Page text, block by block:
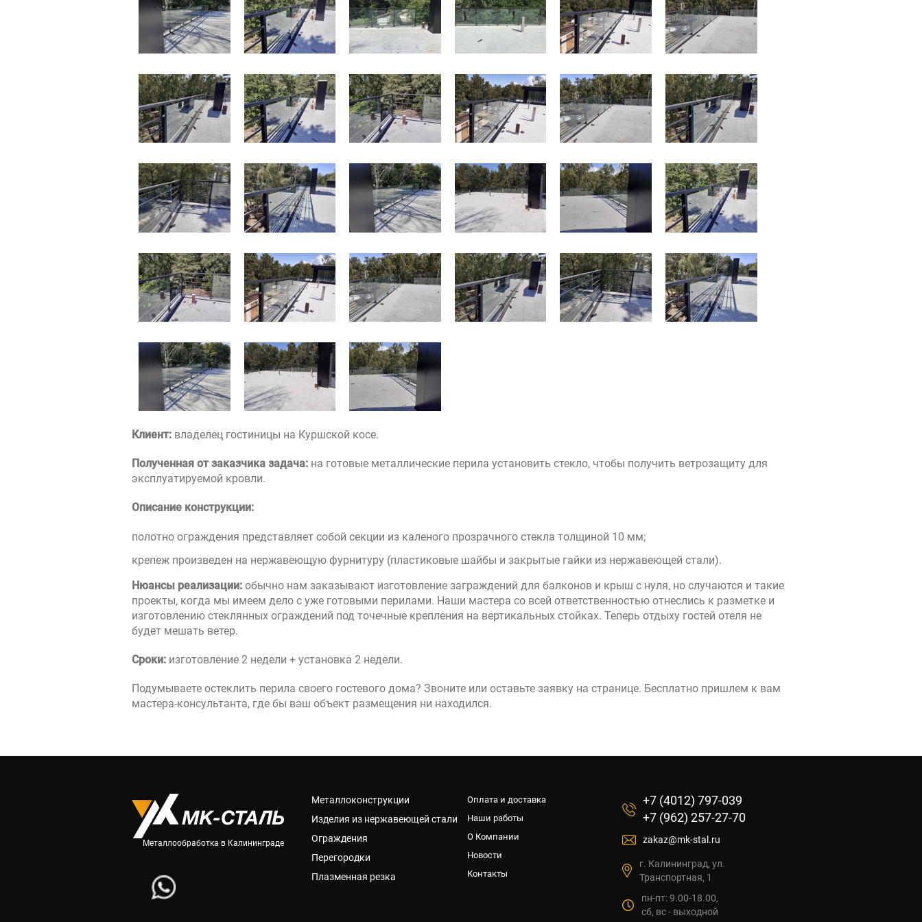
Интерьерные в стиле лофт
Цены на метеллоконструкции и изделия
Клиент: владелец гостиницы на Куршской косе.
Полученная от заказчика задача: на готовые металлические перила установить стекло, чтобы получить ветрозащиту для
эксплуатируемой кровли.
Описание конструкции:
полотно ограждения представляет собой секции из каленого прозрачного стекла толщиной 10 мм;
крепеж произведен на нержавеющую фурнитуру (пластиковые шайбы и закрытые гайки из нержавеющей стали).
Нюансы реализации: обычно нам заказывают изготовление заграждений для балконов и крыш с нуля, но случаются и такие
проекты, когда мы имеем дело с уже готовыми перилами. Наши мастера со всей ответственностью отнеслись к разметке и
изготовлению стеклянных ограждений под точечные крепления на вертикальных стойках. Теперь отдыху гостей отеля не
будет мешать ветер.
Сроки: изготовление 2 недели + установка 2 недели.
Подумываете остеклить перила своего гостевого дома? Звоните или оставьте заявку на странице. Бесплатно пришлем к вам
мастера-консультанта, где бы ваш объект размещения ни находился.
Металлообработка в Калининграде
Металлоконструкции
Изделия из нержавеющей стали
Ограждения
Перегородки
Плазменная резка
Оплата и доставка
Наши работы
О Компании
Новости
Контакты
+7 (4012) 797-039
+7 (962) 257-27-70
zakaz@mk-stal.ru
г. Калининград, ул.
Транспортная, 1
пн-пт: 9.00-18.00,
сб, вс - выходной